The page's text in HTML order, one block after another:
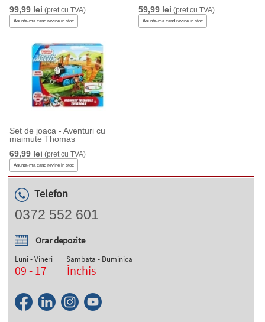
99,99 lei (pret cu TVA)
Anunta-ma cand revine in stoc
59,99 lei (pret cu TVA)
Anunta-ma cand revine in stoc
Set de joaca - Aventuri cu
maimute Thomas
69,99 lei (pret cu TVA)
Anunta-ma cand revine in stoc
Telefon
0372 552 601
Orar depozite
Luni - Vineri
09 - 17
Sambata - Duminica
Închis